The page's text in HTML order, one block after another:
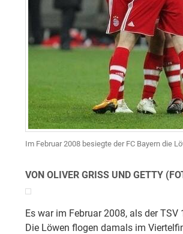
Im Februar 2008 besiegte der FC Bayern die
VON OLIVER GRISS UND GETTY
Es war im Februar 2008, als der
Die Löwen flogen damals im